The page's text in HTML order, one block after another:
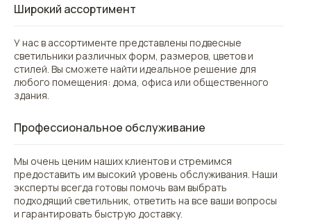
Широкий ассортимент
У нас в ассортименте представлены подвесные
светильники различных форм, размеров, цветов и
стилей. Вы сможете найти идеальное решение для
любого помещения: дома, офиса или общественного
здания.
Профессиональное обслуживание
Мы очень ценим наших клиентов и стремимся
предоставить им высокий уровень обслуживания. Наши
эксперты всегда готовы помочь вам выбрать
подходящий светильник, ответить на все ваши вопросы
и гарантировать быструю доставку.